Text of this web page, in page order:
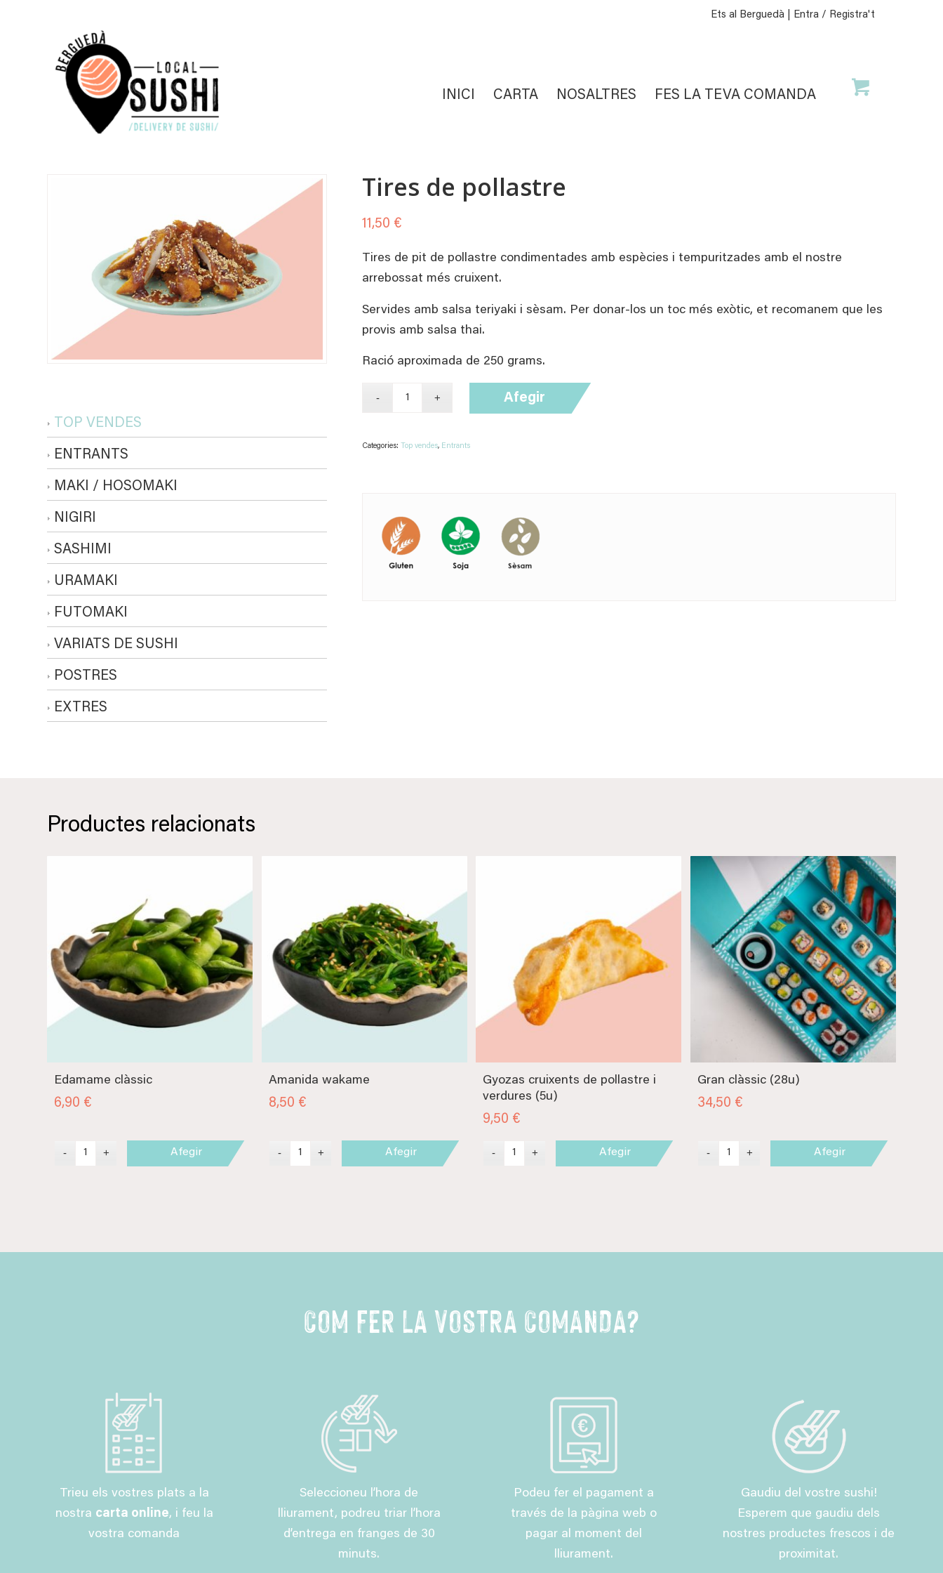
Ets al Berguedà | Entra / Registra't
INICI CARTA NOSALTRES FES LA TEVA COMANDA
TOP VENDES
ENTRANTS
MAKI / HOSOMAKI
NIGIRI
SASHIMI
URAMAKI
FUTOMAKI
VARIATS DE SUSHI
POSTRES
EXTRES
Tires de pollastre
11,50 €
Tires de pit de pollastre condimentades amb espècies i tempuritzades amb el nostre
arrebossat més cruixent.
Servides amb salsa teriyaki i sèsam. Per donar-los un toc més exòtic, et recomanem que les
provis amb salsa thai.
Ració aproximada de 250 grams.
Afegir
Categories: Top vendes, Entrants
Productes relacionats
Edamame clàssic
6,90 €
Afegir
Amanida wakame
8,50 €
Afegir
Gyozas cruixents de pollastre i
verdures (5u)
9,50 €
Afegir
Gran clàssic (28u)
34,50 €
Afegir
COM FER LA VOSTRA COMANDA?
Trieu els vostres plats a la
nostra carta online, i feu la
vostra comanda
Seleccioneu l’hora de
lliurament, podreu triar l’hora
d’entrega en franges de 30
minuts.
Podeu fer el pagament a
través de la pàgina web o
pagar al moment del
lliurament.
Gaudiu del vostre sushi!
Esperem que gaudiu dels
nostres productes frescos i de
proximitat.